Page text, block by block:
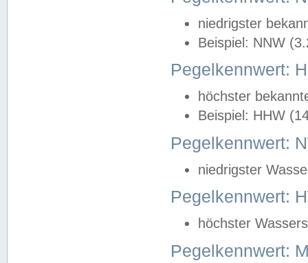
niedrigster
Beispiel: NNW
Pegelkennwert:
höchster
Beispiel: HHW
Pegelkennwert:
niedrigster
Pegelkennwert:
höchster
Pegelkennwert: